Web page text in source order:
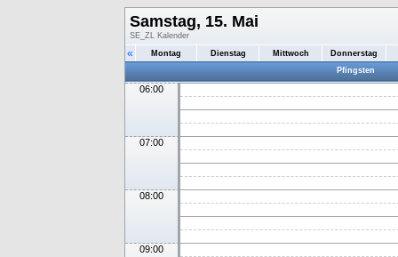
Samstag, 15. Mai
SE_ZL Kalender
« Montag Dienstag Mittwoch
Donnerstag
Pfingsten
06:00
07:00
08:00
09:00